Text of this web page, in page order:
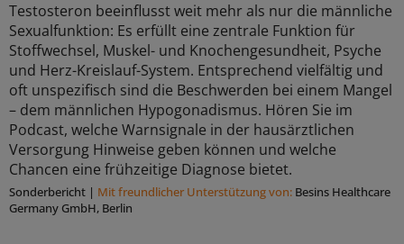
Testosteron beeinflusst weit mehr als nur die männliche
Sexualfunktion: Es erfüllt eine zentrale Funktion für
Stoffwechsel, Muskel- und Knochengesundheit, Psyche
und Herz-Kreislauf-System. Entsprechend vielfältig und
oft unspezifisch sind die Beschwerden bei einem Mangel
– dem männlichen Hypogonadismus. Hören Sie im
Podcast, welche Warnsignale in der hausärztlichen
Versorgung Hinweise geben können und welche
Chancen eine frühzeitige Diagnose bietet.
Sonderbericht | Mit freundlicher Unterstützung von: Besins Healthcare
Germany GmbH, Berlin